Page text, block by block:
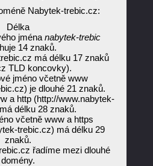
Nabytek-trebic.cz:
Délka
jména nabytek-trebic
14 znaků.
má délku 17 znaků
TLD koncovky).
jméno včetně www
je dlouhé 21 znaků.
a http (http://www.nabytek-
délku 28 znaků.
včetně www a https
trebic.cz) má délku 29
znaků.
řadíme mezi dlouhé
domény.